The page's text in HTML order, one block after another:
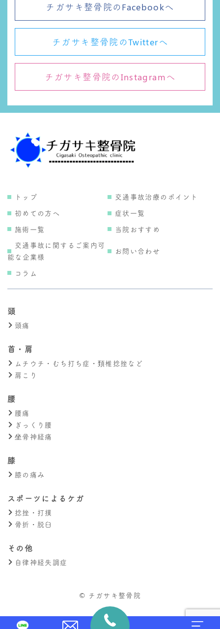
チガサキ整骨院のFacebookへ
チガサキ整骨院のTwitterへ
チガサキ整骨院のInstagramへ
トップ
交通事故治療のポイント
初めての方へ
症状一覧
施術一覧
当院おすすめ
交通事故に関するご案内可
能な企業様
お問い合わせ
コラム
頭
頭痛
首・肩
ムチウチ・むち打ち症・頚椎捻挫など
肩こり
腰
腰痛
ぎっくり腰
坐骨神経痛
膝
膝の痛み
スポーツによるケガ
捻挫・打撲
骨折・脱臼
その他
自律神経失調症
© チガサキ整骨院